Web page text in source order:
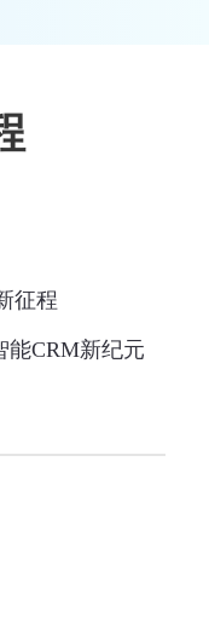
征程
能CRM新纪元